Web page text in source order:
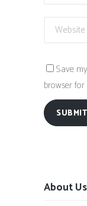
Save
browser
SUBMIT
About Us